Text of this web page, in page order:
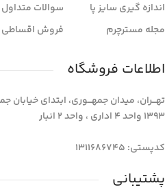
اندازه گیری سایز پا
مجله مسترچرم
سوالات متداول
فروش اقساطی
اطلاعات فروشگاه
تهـــران، میدان جمهـــوری، ابتدای
1393 واحد 4 اداری ، واحد 2 انبار
کدپستی: 1311686745
پشتیبانی